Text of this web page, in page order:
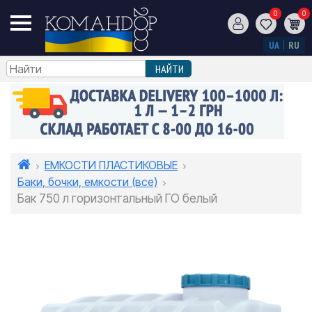
0 0
UA RU
ЕМКОСТИ ПЛАСТИКОВЫЕ
Баки, бочки, емкости (все)
Бак 750 л горизонтальный ГО белый